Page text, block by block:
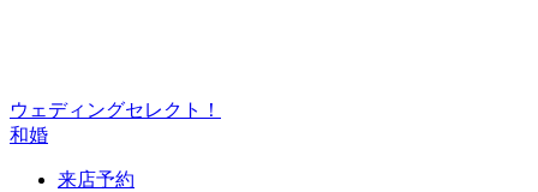
ウェディングセレクト！
和婚
来店予約